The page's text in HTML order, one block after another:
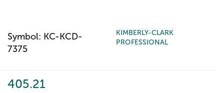
Symbol: KC-KCD-
7375
KIMBERLY-CLARK
PROFESSIONAL
405.21